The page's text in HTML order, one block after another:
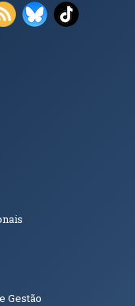
nova janela)
(abre em nova janela)
(abre em nova
RSS (abre em nova
Bluesky (abre
TikTok
Gestão